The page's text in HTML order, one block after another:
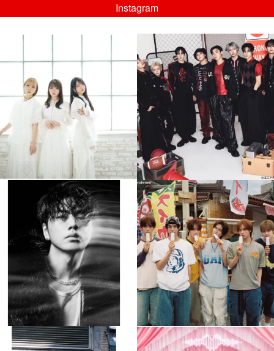
Instagram
...
8月 4
4 0
musicjapantv
💡08/05(水)23:00特番放送！
...
8月 4
4 0
musicjapantv
💡8月特番放送決定！
...
8月 4
90 0
musicjapantv
💡8月特番放送決定！
...
8月 4
5 0
musicjapantv musicjapantv